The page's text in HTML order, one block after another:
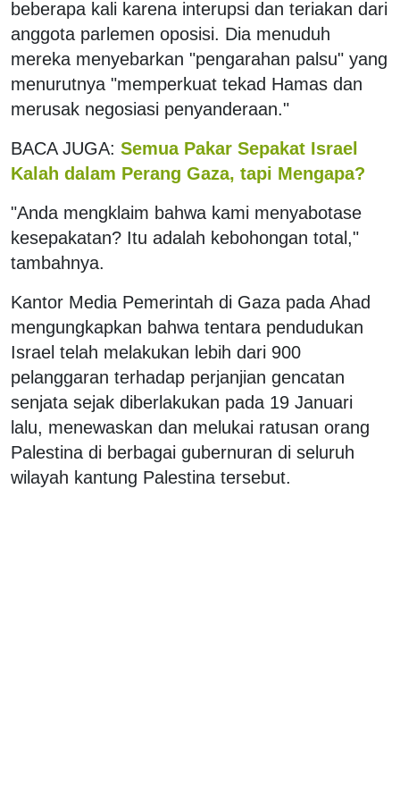
beberapa kali karena interupsi dan teriakan dari
anggota parlemen oposisi. Dia menuduh
mereka menyebarkan "pengarahan palsu" yang
menurutnya "memperkuat tekad Hamas dan
merusak negosiasi penyanderaan."
BACA JUGA: Semua Pakar Sepakat Israel
Kalah dalam Perang Gaza, tapi Mengapa?
"Anda mengklaim bahwa kami menyabotase
kesepakatan? Itu adalah kebohongan total,"
tambahnya.
Kantor Media Pemerintah di Gaza pada Ahad
mengungkapkan bahwa tentara pendudukan
Israel telah melakukan lebih dari 900
pelanggaran terhadap perjanjian gencatan
senjata sejak diberlakukan pada 19 Januari
lalu, menewaskan dan melukai ratusan orang
Palestina di berbagai gubernuran di seluruh
wilayah kantung Palestina tersebut.